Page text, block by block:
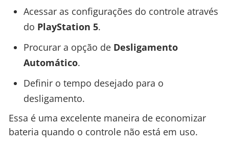
Acessar as configurações do controle através
do PlayStation 5.
Procurar a opção de Desligamento
Automático.
Definir o tempo desejado para o
desligamento.
Essa é uma excelente maneira de economizar
bateria quando o controle não está em uso.